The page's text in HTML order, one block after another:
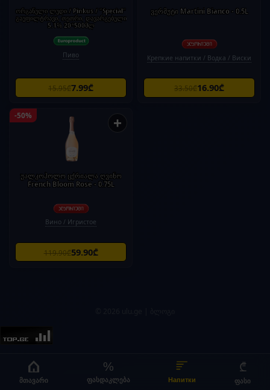
ორგანული ლუდი / Pinkus / "Special"
გაუფილტრავი, თეთრი, დავარგებული
5.1% 20*500მლ
Пиво
15.95₾7.99₾
ვერმუტი Martini Bianco - 0.5L
Крепкие напитки / Водка / Виски
33.50₾16.90₾
-50% +
უალკოჰოლო ცქრიალა ღვინო
French Bloom Rose - 0.75L
Вино / Игристое
119.90₾59.90₾
მთავარი
%
ფასდაკლება Напитки
₾
ფასი